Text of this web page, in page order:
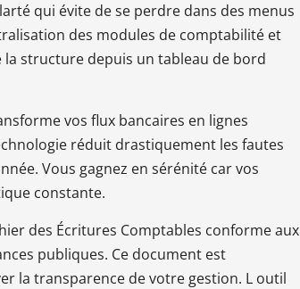
qui évite de se perdre dans des menus
des modules de comptabilité et
structure depuis un tableau de bord
vos flux bancaires en lignes
réduit drastiquement les fautes
Vous gagnez en sérénité car vos
constante.
des Écritures Comptables conforme aux
publiques. Ce document est
la transparence de votre gestion. L outil